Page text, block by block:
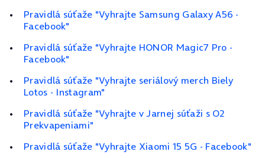
Pravidlá súťaže "Vyhrajte Samsung Galaxy A56 -
Facebook"
Pravidlá súťaže "Vyhrajte HONOR Magic7 Pro -
Facebook"
Pravidlá súťaže "Vyhrajte seriálový merch Biely
Lotos - Instagram"
Pravidlá súťaže "Vyhrajte v Jarnej súťaži s O2
Prekvapeniami"
Pravidlá súťaže "Vyhrajte Xiaomi 15 5G - Facebook"